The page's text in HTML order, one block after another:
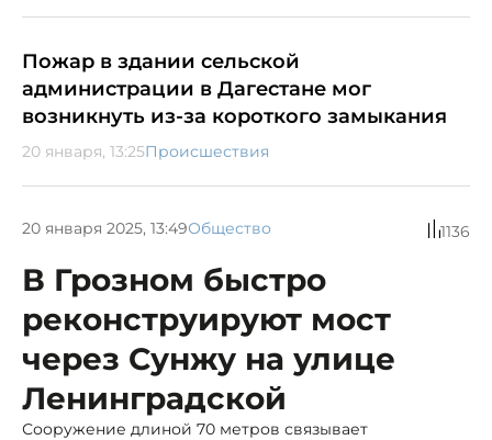
Пожар в здании сельской
администрации в Дагестане мог
возникнуть из-за короткого замыкания
20 января, 13:25Происшествия
20 января 2025, 13:49Общество 1136
В Грозном быстро
реконструируют мост
через Сунжу на улице
Ленинградской
Сооружение длиной 70 метров связывает